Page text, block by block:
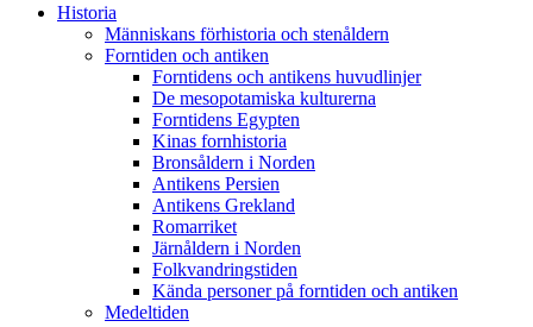
Historia
Människans förhistoria och stenåldern
Forntiden och antiken
Forntidens och antikens huvudlinjer
De mesopotamiska kulturerna
Forntidens Egypten
Kinas fornhistoria
Bronsåldern i Norden
Antikens Persien
Antikens Grekland
Romarriket
Järnåldern i Norden
Folkvandringstiden
Kända personer på forntiden och antiken
Medeltiden